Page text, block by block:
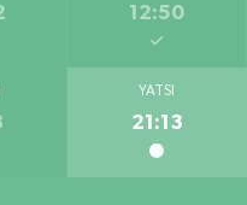
12:50
YATSI
21:13